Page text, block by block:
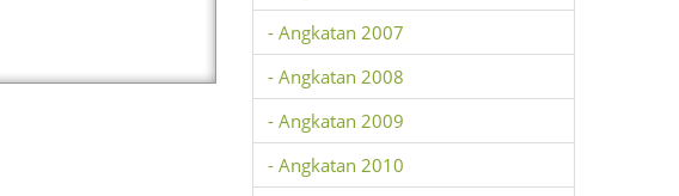
- Angkatan 2007
- Angkatan 2008
- Angkatan 2009
- Angkatan 2010